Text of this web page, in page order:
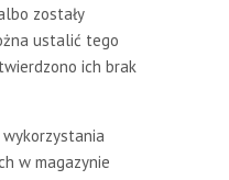
zostały
ustalić tego
ich brak
w magazynie